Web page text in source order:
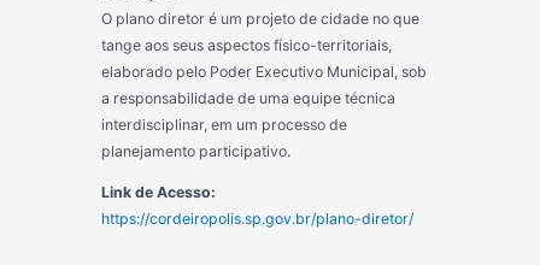
O plano diretor é um projeto de cidade no que
tange aos seus aspectos físico-territoriais,
elaborado pelo Poder Executivo Municipal, sob
a responsabilidade de uma equipe técnica
interdisciplinar, em um processo de
planejamento participativo.
Link de Acesso:
https://cordeiropolis.sp.gov.br/plano-diretor/